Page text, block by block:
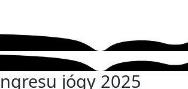
jógy 2025